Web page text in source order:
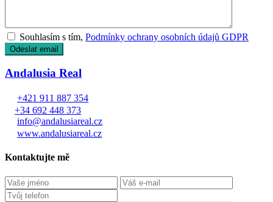
Souhlasím s tím,Podmínky ochrany osobních údajů GDPR
Andalusia Real
+421 911 887 354
+34 692 448 373
info@andalusiareal.cz
www.andalusiareal.cz
Kontaktujte mě